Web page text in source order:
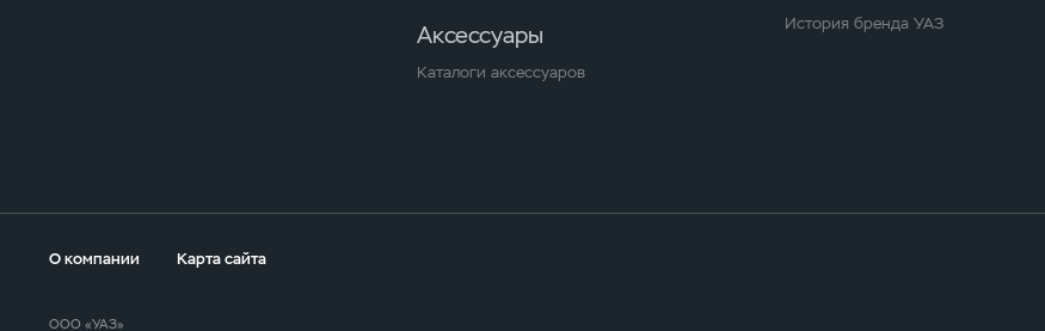
Аксессуары
Каталоги аксессуаров
История бренда УАЗ
О компании Карта сайта
ООО «УАЗ»